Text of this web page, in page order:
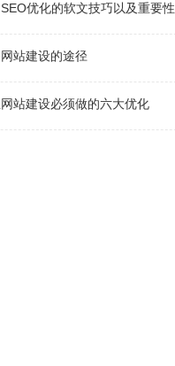
SEO优化的软文技巧以及重要性
站建设的途径
站建设必须做的六大优化